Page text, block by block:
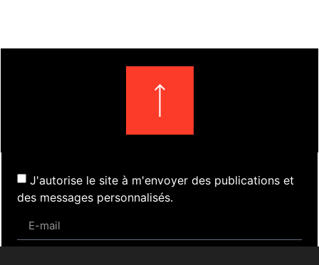
J'autorise le site à m'envoyer des publications et
des messages personnalisés.